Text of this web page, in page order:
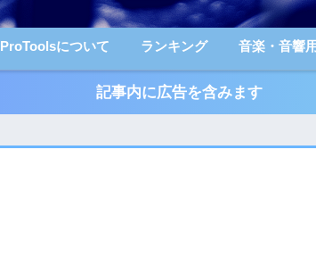
ProToolsについて ランキング 音楽・音響
記事内に広告を含みます